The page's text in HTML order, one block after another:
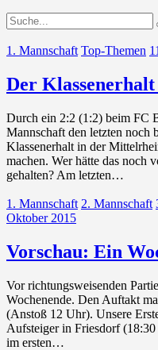
1. Mannschaft Top-Themen
Der
Durch ein 2:2 (1:2) beim FC
Mannschaft den letzten noch
Klassenerhalt in der
machen. Wer hätte das noch
gehalten? Am letzten…
1. Mannschaft 2. Mannschaft
Oktober 2015
Vorschau: Ein
Vor richtungsweisenden
Wochenende. Den Auftakt
(Anstoß 12 Uhr). Unsere
Aufsteiger in Friesdorf
im ersten…